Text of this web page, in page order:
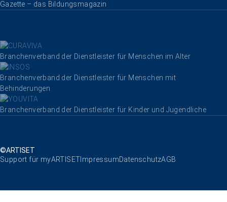
Gazette – das Bildungsmagazin
Branchenverband der Dienstleister für Menschen im Alter
Branchenverband der Dienstleister für Menschen mit
Behinderungen
Branchenverband der Dienstleister für Kinder und Jugendliche
©ARTISET
Navigation überspringen
Support für myARTISETImpressumDatenschutzAGB